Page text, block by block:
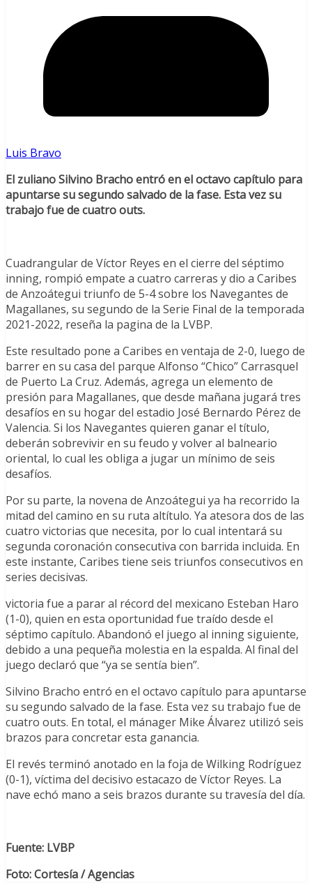
Luis Bravo
El zuliano Silvino Bracho entró en el octavo capítulo para
apuntarse su segundo salvado de la fase. Esta vez su
trabajo fue de cuatro outs.
Cuadrangular de Víctor Reyes en el cierre del séptimo
inning, rompió empate a cuatro carreras y dio a Caribes
de Anzoátegui triunfo de 5-4 sobre los Navegantes de
Magallanes, su segundo de la Serie Final de la temporada
2021-2022, reseña la pagina de la LVBP.
Este resultado pone a Caribes en ventaja de 2-0, luego de
barrer en su casa del parque Alfonso “Chico” Carrasquel
de Puerto La Cruz. Además, agrega un elemento de
presión para Magallanes, que desde mañana jugará tres
desafíos en su hogar del estadio José Bernardo Pérez de
Valencia. Si los Navegantes quieren ganar el título,
deberán sobrevivir en su feudo y volver al balneario
oriental, lo cual les obliga a jugar un mínimo de seis
desafíos.
Por su parte, la novena de Anzoátegui ya ha recorrido la
mitad del camino en su ruta altítulo. Ya atesora dos de las
cuatro victorias que necesita, por lo cual intentará su
segunda coronación consecutiva con barrida incluida. En
este instante, Caribes tiene seis triunfos consecutivos en
series decisivas.
victoria fue a parar al récord del mexicano Esteban Haro
(1-0), quien en esta oportunidad fue traído desde el
séptimo capítulo. Abandonó el juego al inning siguiente,
debido a una pequeña molestia en la espalda. Al final del
juego declaró que “ya se sentía bien”.
Silvino Bracho entró en el octavo capítulo para apuntarse
su segundo salvado de la fase. Esta vez su trabajo fue de
cuatro outs. En total, el mánager Mike Álvarez utilizó seis
brazos para concretar esta ganancia.
El revés terminó anotado en la foja de Wilking Rodríguez
(0-1), víctima del decisivo estacazo de Víctor Reyes. La
nave echó mano a seis brazos durante su travesía del día.
Fuente: LVBP
Foto: Cortesía / Agencias